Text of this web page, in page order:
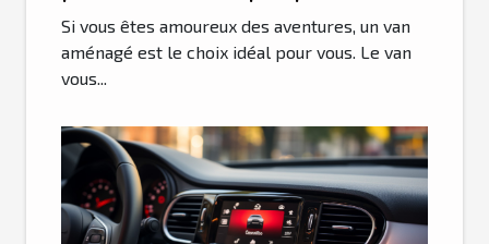
choisir son van ?
Si vous êtes amoureux des aventures, un van
aménagé est le choix idéal pour vous. Le van
vous...